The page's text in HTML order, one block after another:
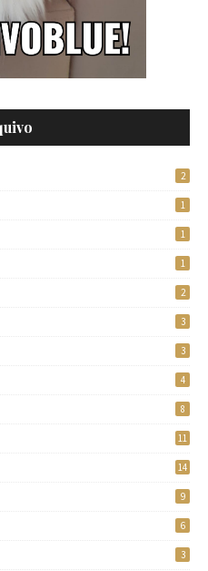
2
1
1
1
2
3
3
4
8
11
14
9
6
3